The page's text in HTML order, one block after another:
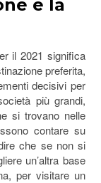
e la
il 2021 significa
preferita,
decisivi per
più grandi,
si trovano nelle
contare su
che se non si
un’altra base
per visitare un